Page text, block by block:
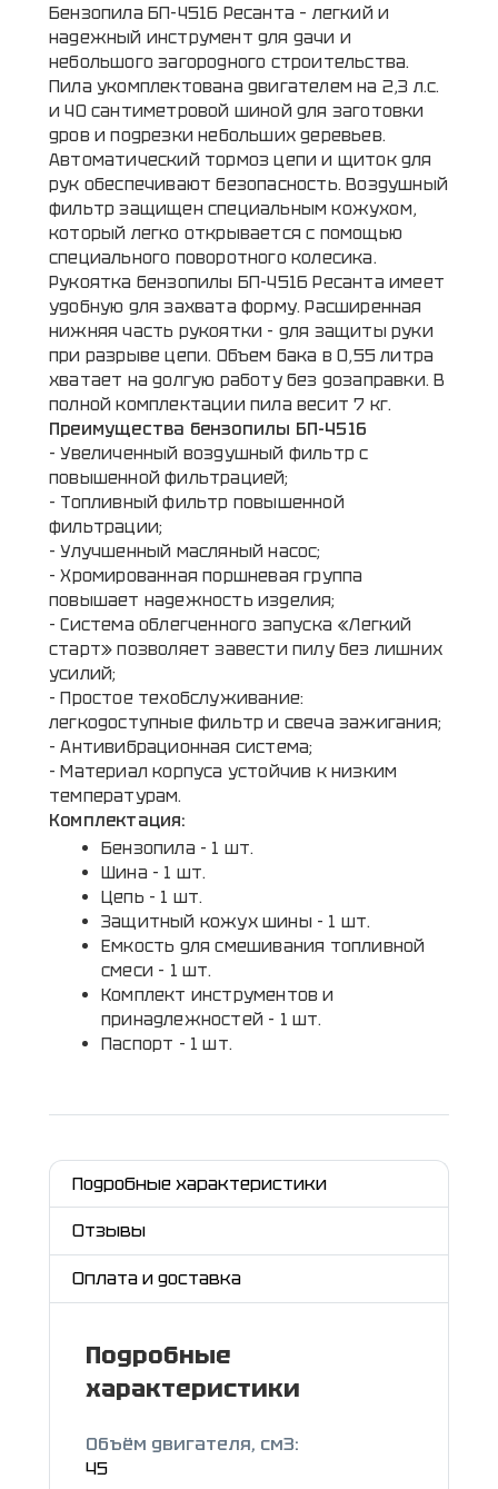
Бензопила БП-4516 Ресанта – легкий и
надежный инструмент для дачи и
небольшого загородного строительства.
Пила укомплектована двигателем на 2,3 л.с.
и 40 сантиметровой шиной для заготовки
дров и подрезки небольших деревьев.
Автоматический тормоз цепи и щиток для
рук обеспечивают безопасность. Воздушный
фильтр защищен специальным кожухом,
который легко открывается с помощью
специального поворотного колесика.
Рукоятка бензопилы БП-4516 Ресанта имеет
удобную для захвата форму. Расширенная
нижняя часть рукоятки - для защиты руки
при разрыве цепи. Объем бака в 0,55 литра
хватает на долгую работу без дозаправки. В
полной комплектации пила весит 7 кг.
Преимущества бензопилы БП-4516
- Увеличенный воздушный фильтр с
повышенной фильтрацией;
- Топливный фильтр повышенной
фильтрации;
- Улучшенный масляный насос;
- Хромированная поршневая группа
повышает надежность изделия;
- Система облегченного запуска «Легкий
старт» позволяет завести пилу без лишних
усилий;
- Простое техобслуживание:
легкодоступные фильтр и свеча зажигания;
- Антивибрационная система;
- Материал корпуса устойчив к низким
температурам.
Комплектация:
Бензопила - 1 шт.
Шина - 1 шт.
Цепь - 1 шт.
Защитный кожух шины - 1 шт.
Емкость для смешивания топливной
смеси - 1 шт.
Комплект инструментов и
принадлежностей - 1 шт.
Паспорт - 1 шт.
Подробные характеристики
Отзывы
Оплата и доставка
Подробные
характеристики
Объём двигателя, см3:
45